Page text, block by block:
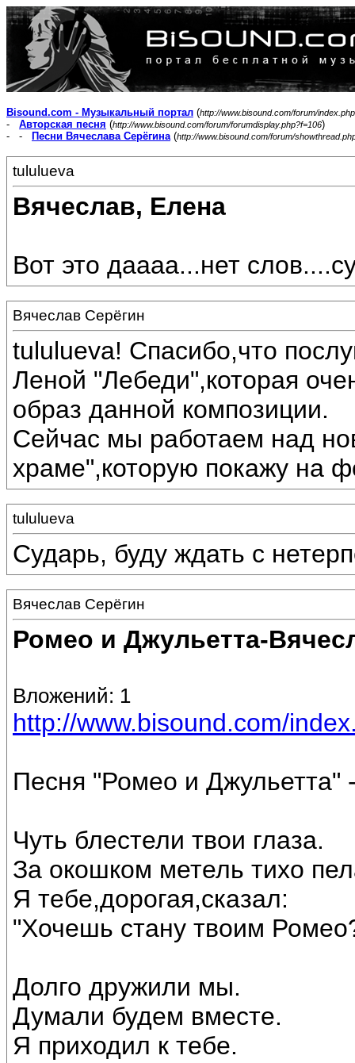
Bisound.com - Музыкальный портал (http://www.bisound.com/forum/index.php
- Авторская песня (http://www.bisound.com/forum/forumdisplay.php?f=106)
- -
Песни Вячеслава Серёгина(http://www.bisound.com/forum/
tululueva
Вячеслав, Елена
Вот это даааа...нет
Вячеслав Серёгин
tululueva! Спасибо,что
Леной "Лебеди",которая
образ данной композиции.
Сейчас мы работаем над
храме",которую покажу на
tululueva
Сударь, буду ждать с
Вячеслав Серёгин
Ромео и Джульетта-
Вложений: 1
http://www.bisound.com/
Песня "Ромео и Джульетта"
Чуть блестели твои глаза.
За окошком метель тихо
Я тебе,дорогая,сказал:
"Хочешь стану твоим
Долго дружили мы.
Думали будем вместе.
Я приходил к тебе.